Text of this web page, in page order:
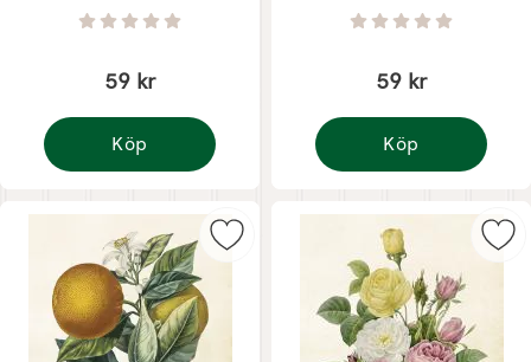
Art. nr 8719 Betyg: 0 Stjärnor av 5
59 kr
Köp
Liten Skolplansch 18 x 24 cm - Näckros
Art. nr 8720 Betyg: 0 Stjärnor
59 kr
Köp
Liten Skolplansch 18
Markera liten Skolplansch 18 x